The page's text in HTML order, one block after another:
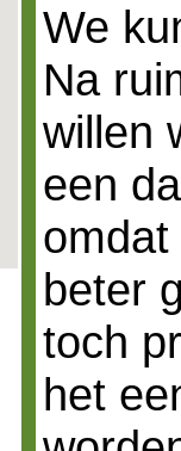
We
Na
willen
een
beter
toch
het